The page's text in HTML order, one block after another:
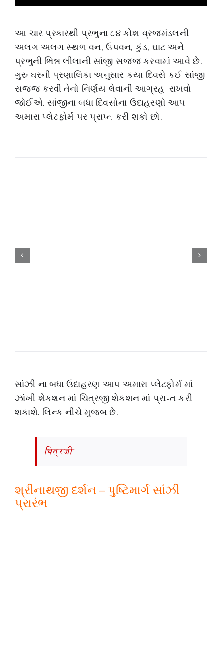
આ ચાર પ્રકારથી પ્રભુના ૮૪ કોશ વ્રજમંડલની
અલગ અલગ સ્થળ વન, ઉપવન, કુંડ, ઘાટ અને
પ્રભુની ભિન્ન લીલાની સાંજી સજ્જ કરવામાં આવે છે.
ગુરુ ઘરની પ્રણાલિકા અનુસાર કયા દિવસે કઈ સાંજી
સજ્જ કરવી તેનો નિર્ણય લેવાની આગ્રહ રાખવો
જોઈએ. સાંજીના બધા દિવસોના ઉદાહરણો આપ
અમારા પ્લેટફોર્મ પર પ્રાપ્ત કરી શકો છો.
સાંઝી ના બધા ઉદાહરણ આપ અમારા પ્લેટફોર્મ માં
ઝાંખી શેકશન માં ચિત્રજી શેકશન માં પ્રાપ્ત કરી
શકાશે. લિન્ક નીચે મુજબ છે.
चित्रजी
શ્રીનાથજી દર્શન – પુષ્ટિમાર્ગ સાંઝી
પ્રારંભ